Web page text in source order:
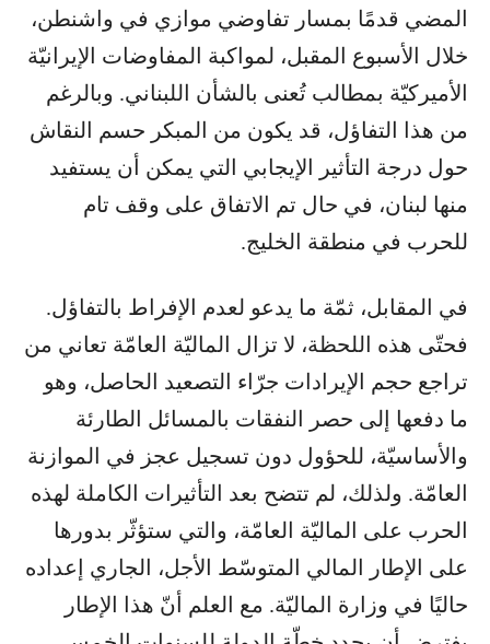
المضي قدمًا بمسار تفاوضي موازي في واشنطن،
خلال الأسبوع المقبل، لمواكبة المفاوضات الإيرانيّة
الأميركيّة بمطالب تُعنى بالشأن اللبناني. وبالرغم
من هذا التفاؤل، قد يكون من المبكر حسم النقاش
حول درجة التأثير الإيجابي التي يمكن أن يستفيد
منها لبنان، في حال تم الاتفاق على وقف تام
للحرب في منطقة الخليج.
في المقابل، ثمّة ما يدعو لعدم الإفراط بالتفاؤل.
فحتّى هذه اللحظة، لا تزال الماليّة العامّة تعاني من
تراجع حجم الإيرادات جرّاء التصعيد الحاصل، وهو
ما دفعها إلى حصر النفقات بالمسائل الطارئة
والأساسيّة، للحؤول دون تسجيل عجز في الموازنة
العامّة. ولذلك، لم تتضح بعد التأثيرات الكاملة لهذه
الحرب على الماليّة العامّة، والتي ستؤثّر بدورها
على الإطار المالي المتوسّط الأجل، الجاري إعداده
حاليًا في وزارة الماليّة. مع العلم أنّ هذا الإطار